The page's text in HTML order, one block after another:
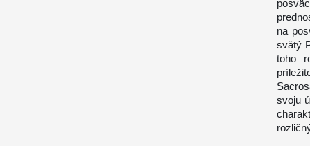
na
svätý
toho
svoju